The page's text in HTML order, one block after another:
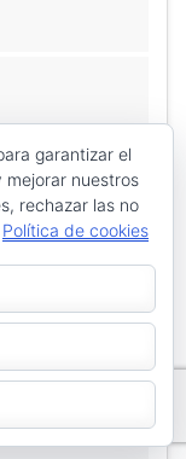
garantizar el
nuestros
rechazar las no
Política de cookies